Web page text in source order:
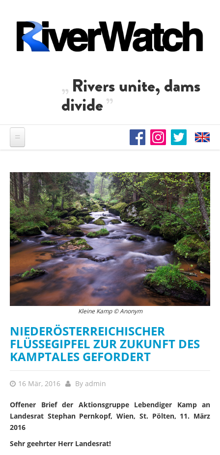
Rivers unite, dams
divide
Kleine Kamp © Anonym
NIEDERÖSTERREICHISCHER
FLÜSSEGIPFEL ZUR ZUKUNFT DES
KAMPTALES GEFORDERT
16 Mär, 2016 By admin
Offener Brief der Aktionsgruppe Lebendiger Kamp an
Landesrat Stephan Pernkopf, Wien, St. Pölten, 11. März
2016
Sehr geehrter Herr Landesrat!